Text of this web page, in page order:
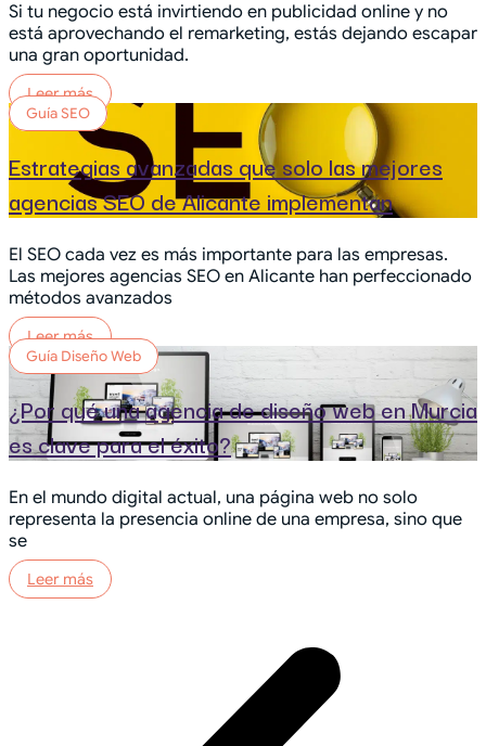
Si tu negocio está invirtiendo en publicidad online y no
está aprovechando el remarketing, estás dejando escapar
una gran oportunidad.
Leer más
Guía SEO
Estrategias avanzadas que solo las mejores
agencias SEO de Alicante implementan
El SEO cada vez es más importante para las empresas.
Las mejores agencias SEO en Alicante han perfeccionado
métodos avanzados
Leer más
Guía Diseño Web
¿Por qué una agencia de diseño web en Murcia
es clave para el éxito?
En el mundo digital actual, una página web no solo
representa la presencia online de una empresa, sino que
se
Leer más